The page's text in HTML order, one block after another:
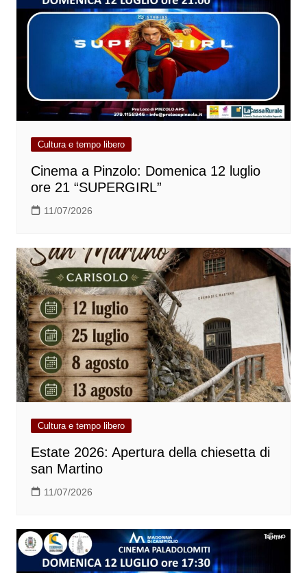
Cultura e tempo libero
Cinema a Pinzolo: Domenica 12 luglio
ore 21 “SUPERGIRL”
11/07/2026
Cultura e tempo libero
Estate 2026: Apertura della chiesetta di
san Martino
11/07/2026